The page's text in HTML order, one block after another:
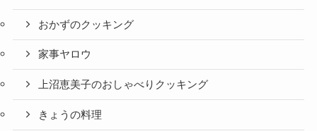
おかずのクッキング
家事ヤロウ
上沼恵美子のおしゃべりクッキング
きょうの料理